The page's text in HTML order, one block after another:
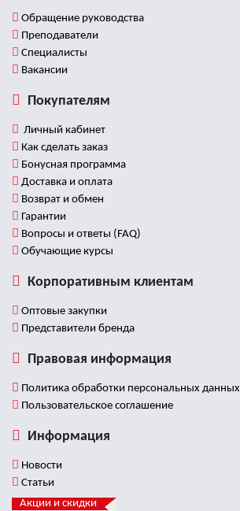
Обращение руководства
Преподаватели
Специалисты
Вакансии
Покупателям
Личный кабинет
Как сделать заказ
Бонусная программа
Доставка и оплата
Возврат и обмен
Гарантии
Вопросы и ответы (FAQ)
Обучающие курсы
Корпоративным клиентам
Оптовые закупки
Представители бренда
Правовая информация
Политика обработки персональных данных
Пользовательское соглашение
Информация
Новости
Статьи
Акции и скидки